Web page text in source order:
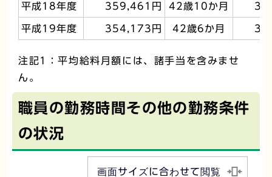
平成18年度 359,461円 42歳10か月
平成19年度 354,173円 42歳6か月
注記1：平均給料月額には、諸手当を含みませ
ん。
職員の勤務時間その他の勤務条件
の状況
画面サイズに合わせて閲覧